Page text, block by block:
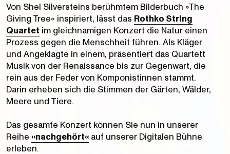
Von Shel Silversteins berühmtem Bilderbuch »The
Giving Tree« inspiriert, lässt das Rothko String
Quartet im gleichnamigen Konzert die Natur einen
Prozess gegen die Menschheit führen. Als Kläger
und Angeklagte in einem, präsentiert das Quartett
Musik von der Renaissance bis zur Gegenwart, die
rein aus der Feder von Komponistinnen stammt.
Darin erheben sich die Stimmen der Gärten, Wälder,
Meere und Tiere.
Das gesamte Konzert können Sie nun in unserer
Reihe »nachgehört« auf unserer Digitalen Bühne
erleben.